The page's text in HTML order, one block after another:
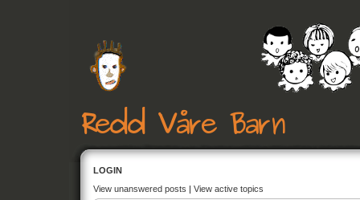
LOGIN
View unanswered posts | View active topics